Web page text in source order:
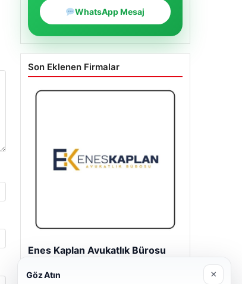
WhatsApp Mesaj
Son Eklenen Firmalar
Enes Kaplan Avukatlık Bürosu
Göz Atın ×